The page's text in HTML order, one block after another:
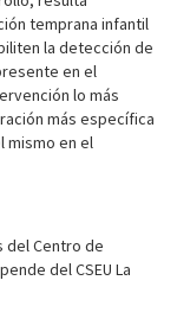
temprana infantil
la detección de
en el
lo más
más específica
mismo en el
del Centro de
del CSEU La